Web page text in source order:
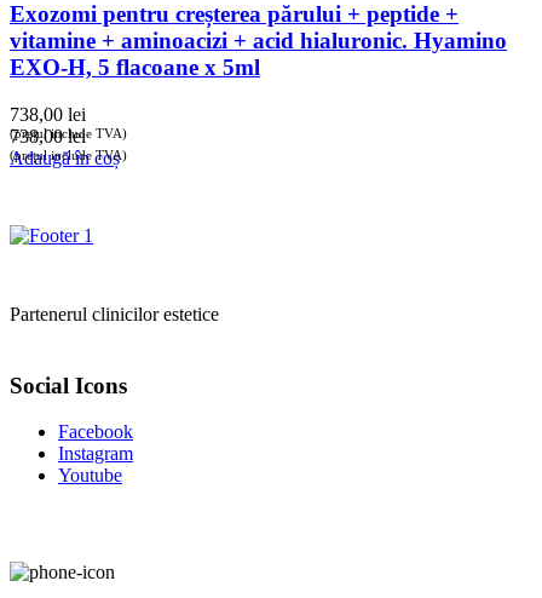
Exozomi pentru creșterea părului + peptide +
vitamine + aminoacizi + acid hialuronic. Hyamino
EXO-H, 5 flacoane x 5ml
738,00 lei
(prețul include TVA)
738,00lei
(prețul include TVA)
Adaugă în coș
Partenerul clinicilor estetice
Social Icons
Facebook
Instagram
Youtube